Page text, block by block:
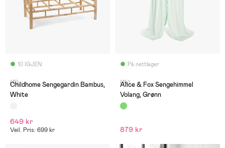
10 IGJEN
(0)
Childhome Sengegardin Bambus,
White
649 kr
Veil. Pris: 699 kr
På nettlager
(14)
Alice & Fox Sengehimmel
Volang, Grønn
879 kr